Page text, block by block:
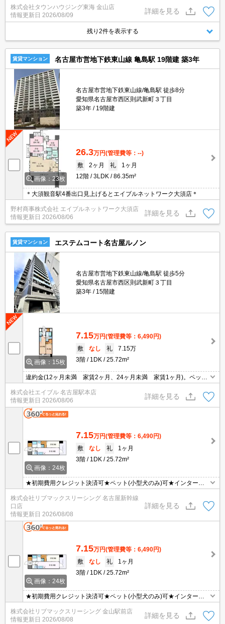
株式会社タウンハウジング東海 金山店
情報更新日 2026/08/09
詳細を見る
残り2件を表示する
賃貸マンション 名古屋市営地下鉄東山線 亀島駅 19階建 築3年
名古屋市営地下鉄東山線/亀島駅 徒歩8分
愛知県名古屋市西区則武新町３丁目
築3年
19階建
画像：23枚
26.3万円(管理費等：--)
敷
2ヶ月 礼
1ヶ月
12階
3LDK 86.35m²
＊大須観音駅4番出口見上げるとエイブルネットワーク大須店＊
野村商事株式会社 エイブルネットワーク大須店
情報更新日 2026/08/06
詳細を見る
賃貸マンション エステムコート名古屋ルノン
名古屋市営地下鉄東山線/亀島駅 徒歩5分
愛知県名古屋市西区則武新町３丁目
築3年
15階建
画像：15枚
7.15万円(管理費等：6,490円)
敷
なし 礼
7.15万
3階
1DK 25.72m²
違約金(12ヶ月未満 家賃2ヶ月、24ヶ月未満 家賃1ヶ月)。ペット
株式会社エイブル 名古屋駅本店
情報更新日 2026/08/06
詳細を見る
画像：24枚
7.15万円(管理費等：6,490円)
敷
なし 礼
1ヶ月
3階
1DK 25.72m²
★初期費用クレジット決済可★ペット(小型犬のみ)可★インターネ
ットWiFi無料★ウォークインクローゼット付きの１DK♪名古屋駅へ
も徒歩圏内の便利な立地です！
株式会社リブマックスリーシング 名古屋新幹線
口店
情報更新日 2026/08/08
詳細を見る
画像：24枚
7.15万円(管理費等：6,490円)
敷
なし 礼
1ヶ月
3階
1DK 25.72m²
★初期費用クレジット決済可★ペット(小型犬のみ)可★インターネ
ットWiFi無料★ウォークインクローゼット付きの１DK♪名古屋駅へ
も徒歩圏内の便利な立地です！
株式会社リブマックスリーシング 金山駅前店
情報更新日 2026/08/08
詳細を見る